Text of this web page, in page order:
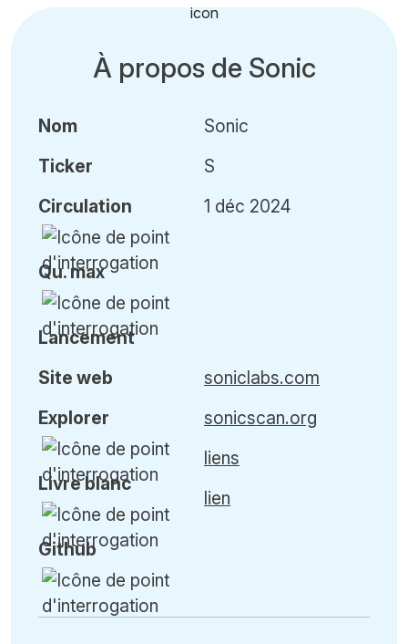
À propos de Sonic
Nom
Ticker
Circulation
Qu.max
Lancement
Sonic
S
1 déc 2024
Site web
Explorer
Livre blanc
Github
soniclabs.com
sonicscan.org
liens
lien